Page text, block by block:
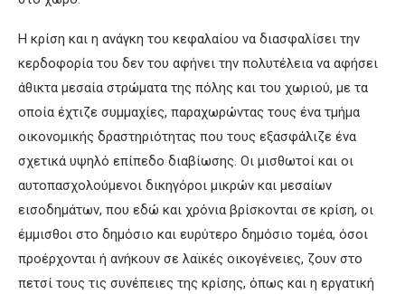
Η κρίση και η ανάγκη του κεφαλαίου να διασφαλίσει την
κερδοφορία του δεν του αφήνει την πολυτέλεια να αφήσει
άθικτα μεσαία στρώματα της πόλης και του χωριού, με τα
οποία έχτιζε συμμαχίες, παραχωρώντας τους ένα τμήμα
οικονομικής δραστηριότητας που τους εξασφάλιζε ένα
σχετικά υψηλό επίπεδο διαβίωσης. Οι μισθωτοί και οι
αυτοπασχολούμενοι δικηγόροι μικρών και μεσαίων
εισοδημάτων, που εδώ και χρόνια βρίσκονται σε κρίση, οι
έμμισθοι στο δημόσιο και ευρύτερο δημόσιο τομέα, όσοι
προέρχονται ή ανήκουν σε λαϊκές οικογένειες, ζουν στο
πετσί τους τις συνέπειες της κρίσης, όπως και η εργατική